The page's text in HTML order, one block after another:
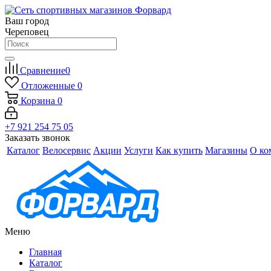
Ваш город
Череповец
Сравнение0
Отложенные 0
Корзина 0
+7 921 254 75 05
Заказать звонок
Каталог Велосервис Акции Услуги Как купить Магазины О
Меню
Главная
Каталог